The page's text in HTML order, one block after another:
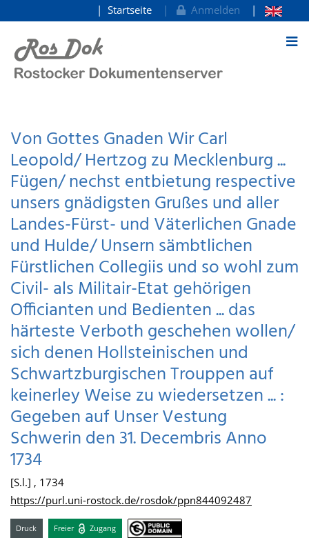
zum Inhalt
Startseite Anmelden
Von Gottes Gnaden Wir Carl
Leopold/ Hertzog zu Mecklenburg ...
Fügen/ nechst entbietung respective
unsers gnädigsten Grußes und aller
Landes-Fürst- und Väterlichen Gnade
und Hulde/ Unsern sämbtlichen
Fürstlichen Collegiis und so wohl zum
Civil- als Militair-Etat gehörigen
Officianten und Bedienten ... das
härteste Verboth geschehen wollen/
sich denen Hollsteinischen und
Schwartzburgischen Trouppen auf
keinerley Weise zu wiedersetzen ... :
Gegeben auf Unser Vestung
Schwerin den 31. Decembris Anno
1734
[S.l.] , 1734
https://purl.uni-rostock.de/rosdok/ppn844092487
Druck Freier Zugang